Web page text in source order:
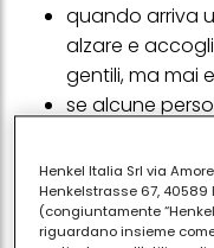
quando arriva
alzare e
gentili, ma mai
se alcune
presentazioni
per
inizio di
Henkel Italia Srl via
Henkelstrasse 67, 40589
(congiuntamente
riguardano insieme